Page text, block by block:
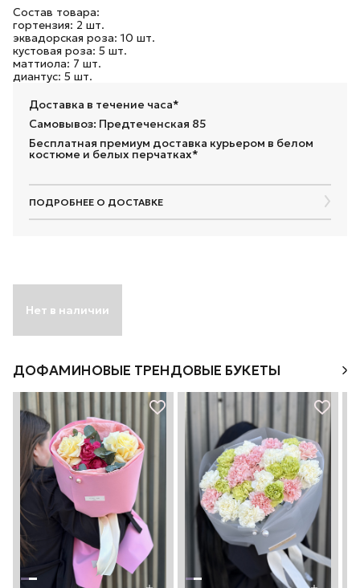
Состав товара:
гортензия: 2 шт.
эквадорская роза: 10 шт.
кустовая роза: 5 шт.
маттиола: 7 шт.
диантус: 5 шт.
Доставка в течение часа*
Самовывоз: Предтеченская 85
Бесплатная премиум доставка курьером в белом
костюме и белых перчатках*
ПОДРОБНЕЕ О ДОСТАВКЕ
Нет в наличии
ДОФАМИНОВЫЕ ТРЕНДОВЫЕ БУКЕТЫ